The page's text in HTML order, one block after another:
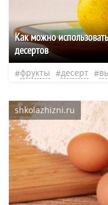
Как можно
десертов
фрукты десерт
shkolazhizni.ru